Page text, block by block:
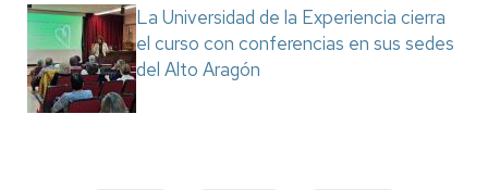
La Universidad de la Experiencia cierra
el curso con conferencias en sus sedes
del Alto Aragón